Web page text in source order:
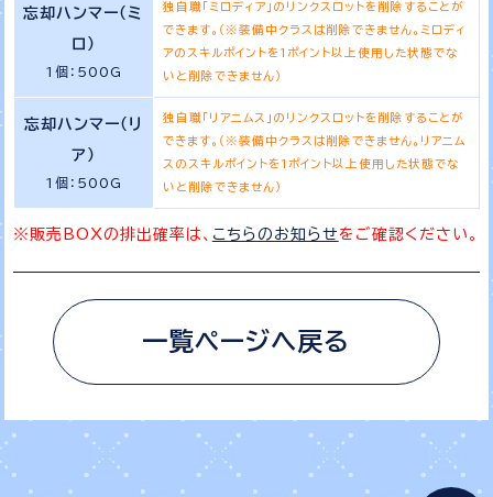
忘却ハンマー（ミ
ロ）
1個：500G
独自職「ミロディア」のリンクスロットを削除することが
できます。（※装備中クラスは削除できません。ミロディ
アのスキルポイントを1ポイント以上使用した状態でな
いと削除できません）
忘却ハンマー（リ
ア）
1個：500G
独自職「リアニムス」のリンクスロットを削除することが
できます。（※装備中クラスは削除できません。リアニム
スのスキルポイントを1ポイント以上使用した状態でな
いと削除できません）
※販売BOXの排出確率は、 こちらのお知らせ をご確認ください。
一覧ページへ戻る